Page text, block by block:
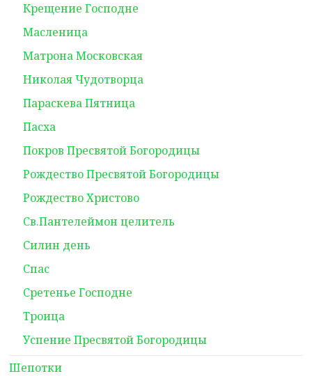
Крещение Господне
Масленица
Матрона Московская
Николая Чудотворца
Параскева Пятница
Пасха
Покров Пресвятой Богородицы
Рождество Пресвятой Богородицы
Рождество Христово
Св.Пантелеймон целитель
Силин день
Спас
Сретенье Господне
Троица
Успение Пресвятой Богородицы
Шепотки